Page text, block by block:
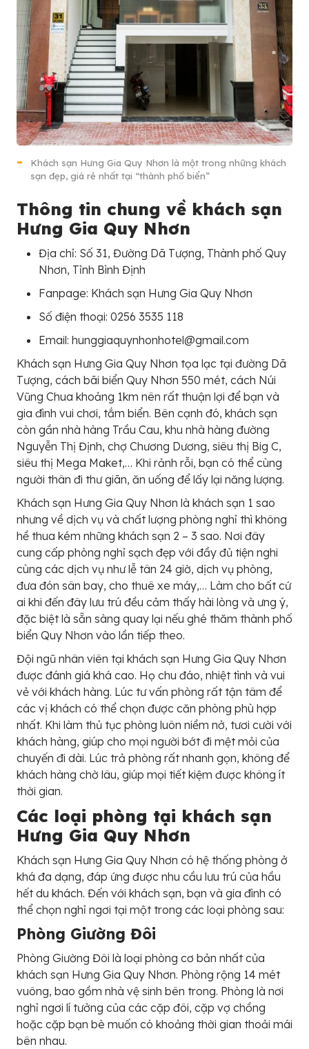
Khách sạn Hưng Gia Quy Nhơn là một trong những khách
sạn đẹp, giá rẻ nhất tại “thành phố biển”
Thông tin chung về khách sạn
Hưng Gia Quy Nhơn
Địa chỉ: Số 31, Đường Dã Tượng, Thành phố Quy
Nhơn, Tỉnh Bình Định
Fanpage: Khách sạn Hưng Gia Quy Nhơn
Số điện thoại: 0256 3535 118
Email: hunggiaquynhonhotel@gmail.com
Khách sạn Hưng Gia Quy Nhơn tọa lạc tại đường Dã
Tượng, cách bãi biển Quy Nhơn 550 mét, cách Núi
Vũng Chua khoảng 1km nên rất thuận lợi để bạn và
gia đình vui chơi, tắm biển. Bên cạnh đó, khách sạn
còn gần nhà hàng Trầu Cau, khu nhà hàng đường
Nguyễn Thị Định, chợ Chương Dương, siêu thị Big C,
siêu thị Mega Maket,… Khi rảnh rỗi, bạn có thể cùng
người thân đi thư giãn, ăn uống để lấy lại năng lượng.
Khách sạn Hưng Gia Quy Nhơn là khách sạn 1 sao
nhưng về dịch vụ và chất lượng phòng nghỉ thì không
hề thua kém những khách sạn 2 – 3 sao. Nơi đây
cung cấp phòng nghỉ sạch đẹp với đầy đủ tiện nghi
cùng các dịch vụ như lễ tân 24 giờ, dịch vụ phòng,
đưa đón sân bay, cho thuê xe máy,… Làm cho bất cứ
ai khi đến đây lưu trú đều cảm thấy hài lòng và ưng ý,
đặc biệt là sẵn sàng quay lại nếu ghé thăm thành phố
biển Quy Nhơn vào lần tiếp theo.
Đội ngũ nhân viên tại khách sạn Hưng Gia Quy Nhơn
được đánh giá khá cao. Họ chu đáo, nhiệt tình và vui
vẻ với khách hàng. Lúc tư vấn phòng rất tận tâm để
các vị khách có thể chọn được căn phòng phù hợp
nhất. Khi làm thủ tục phòng luôn niềm nở, tươi cười với
khách hàng, giúp cho mọi người bớt đi mệt mỏi của
chuyến đi dài. Lúc trả phòng rất nhanh gọn, không để
khách hàng chờ lâu, giúp mọi tiết kiệm được không ít
thời gian.
Các loại phòng tại khách sạn
Hưng Gia Quy Nhơn
Khách sạn Hưng Gia Quy Nhơn có hệ thống phòng ở
khá đa dạng, đáp ứng được nhu cầu lưu trú của hầu
hết du khách. Đến với khách sạn, bạn và gia đình có
thể chọn nghỉ ngơi tại một trong các loại phòng sau:
Phòng Giường Đôi
Phòng Giường Đôi là loại phòng cơ bản nhất của
khách sạn Hưng Gia Quy Nhơn. Phòng rộng 14 mét
vuông, bao gồm nhà vệ sinh bên trong. Phòng là nơi
nghỉ ngơi lí tưởng của các cặp đôi, cặp vợ chồng
hoặc cặp bạn bè muốn có khoảng thời gian thoải mái
bên nhau.